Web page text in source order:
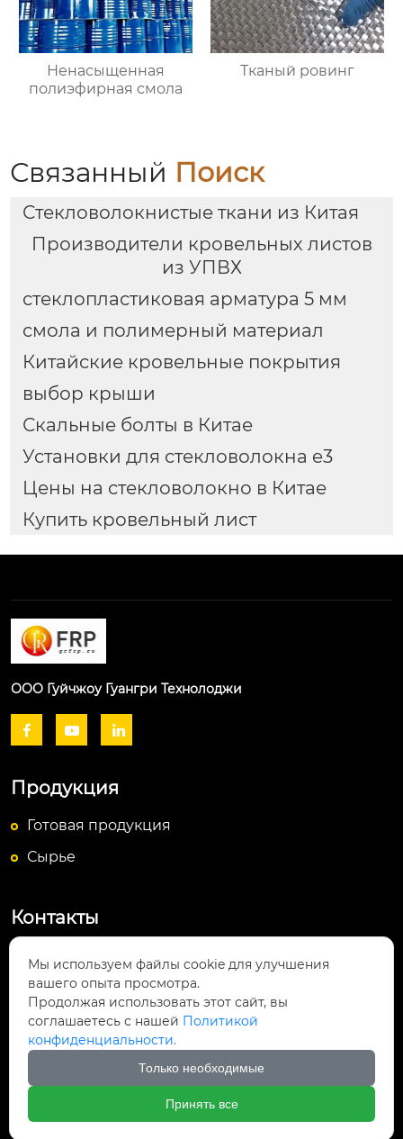
Ненасыщенная
полиэфирная смола
Тканый ровинг
Связанный Поиск
Стекловолокнистые ткани из Китая
Производители кровельных листов
из УПВХ
стеклопластиковая арматура 5 мм
смола и полимерный материал
Китайские кровельные покрытия
выбор крыши
Скальные болты в Китае
Установки для стекловолокна e3
Цены на стекловолокно в Китае
Купить кровельный лист
ООО Гуйчжоу Гуангри Технолоджи
  
Продукция
Готовая продукция
Сырье
Контакты

Посёлок Байюньшань, уезд Чаншунь,
провинция Гуйчжоу
info@lightsunfrp.com

＋8615089178426
Мы используем файлы cookie для улучшения
вашего опыта просмотра.
Продолжая использовать этот сайт, вы
соглашаетесь с нашей Политикой
конфиденциальности.
Только необходимые
Принять все